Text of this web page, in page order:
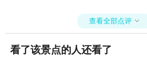
查看全部点评 
看了该景点的人还看了